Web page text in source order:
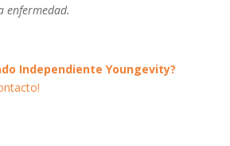
enfermedad.
Independiente Youngevity?